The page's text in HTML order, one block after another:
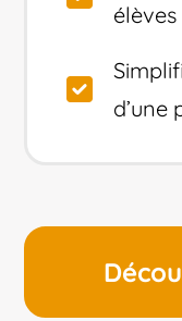
élèves
d’une